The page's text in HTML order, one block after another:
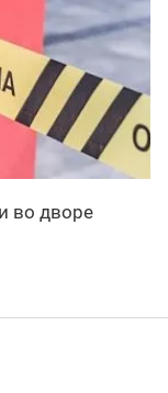
во дворе